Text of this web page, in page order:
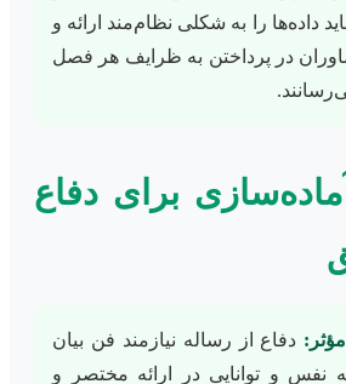
داده‌ها را به شکلی نظام‌مند ارائه و
در پرداختن به ظرایف هر فصل
برای دفاع
دفاع از رساله نیازمند فن بیان
نفس و توانایی در ارائه مختصر و